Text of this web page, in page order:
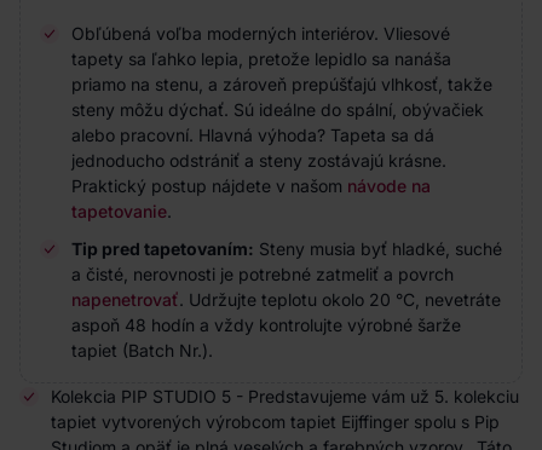
Obľúbená voľba moderných interiérov. Vliesové
tapety sa ľahko lepia, pretože lepidlo sa nanáša
priamo na stenu, a zároveň prepúšťajú vlhkosť, takže
steny môžu dýchať. Sú ideálne do spální, obývačiek
alebo pracovní. Hlavná výhoda? Tapeta sa dá
jednoducho odstrániť a steny zostávajú krásne.
Praktický postup nájdete v našom návode na
tapetovanie.
Tip pred tapetovaním: Steny musia byť hladké, suché
a čisté, nerovnosti je potrebné zatmeliť a povrch
napenetrovať. Udržujte teplotu okolo 20 °C, nevetráte
aspoň 48 hodín a vždy kontrolujte výrobné šarže
tapiet (Batch Nr.).
Kolekcia PIP STUDIO 5 - Predstavujeme vám už 5. kolekciu
tapiet vytvorených výrobcom tapiet Eijffinger spolu s Pip